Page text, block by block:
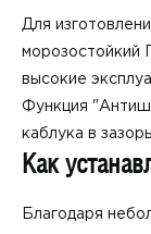
Для
морозостойкий
высокие
Функция
каблука в
Как
Благодаря